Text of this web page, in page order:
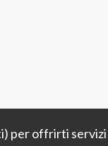
per offrirti